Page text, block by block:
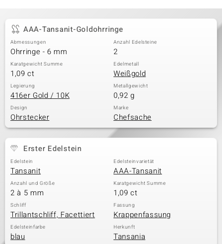
AAA-Tansanit-Goldohrringe
Abmessungen
Ohrringe - 6 mm
Anzahl Edelsteine
2
Karatgewicht Summe
1,09 ct
Edelmetall
Weißgold
Legierung
416er Gold / 10K
Metallgewicht
0,92 g
Design
Ohrstecker
Marke
Chefsache
Erster Edelstein
Edelstein
Tansanit
Edelsteinvarietät
AAA-Tansanit
Anzahl und Größe
2 à 5 mm
Karatgewicht Summe
1,09 ct
Schliff
Trillantschliff, Facettiert
Fassung
Krappenfassung
Edelsteinfarbe
blau
Herkunft
Tansania